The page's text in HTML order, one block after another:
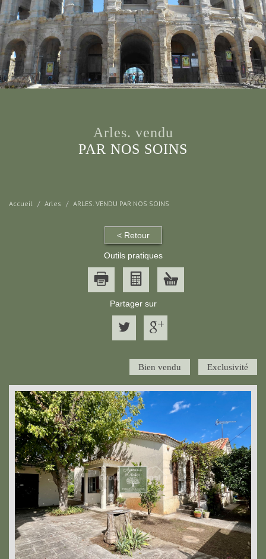
arles. vendu
PAR NOS SOINS
Accueil Arles ARLES. VENDU PAR NOS SOINS
< Retour
Outils pratiques
Partager sur
Bien vendu Exclusivité